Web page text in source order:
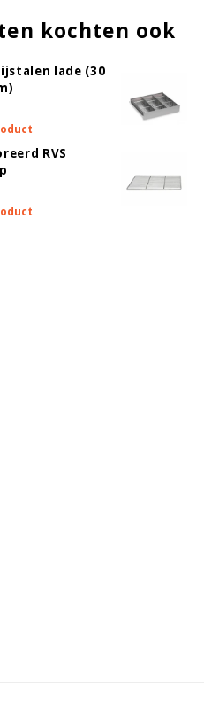
kit (+ €166,50 )
kochten ook
lade (30
RVS